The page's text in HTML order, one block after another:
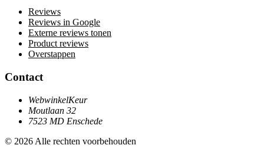
Reviews
Reviews in Google
Externe reviews tonen
Product reviews
Overstappen
Contact
WebwinkelKeur
Moutlaan 32
7523 MD Enschede
© 2026 Alle rechten voorbehouden